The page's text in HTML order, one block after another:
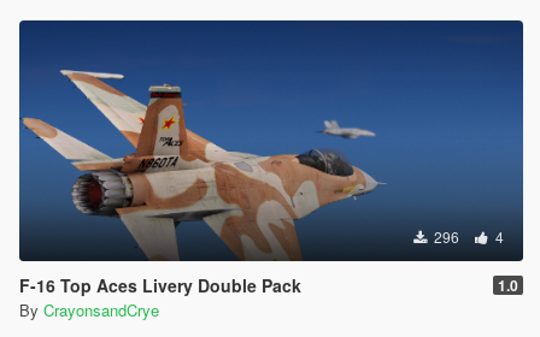
296 4
F-16 Top Aces Livery Double Pack 1.0
By CrayonsandCrye